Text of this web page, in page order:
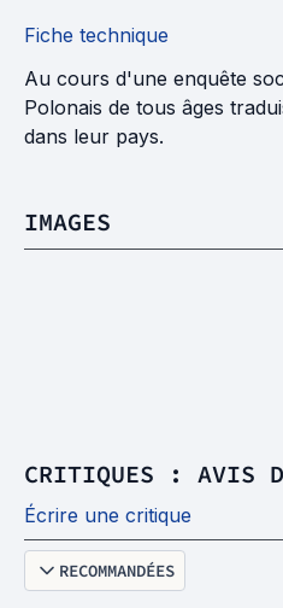
Fiche technique
Au cours d'une enquête
Polonais de tous âges
dans leur pays.
IMAGES
CRITIQUES : AVIS
Écrire une critique
RECOMMANDÉES